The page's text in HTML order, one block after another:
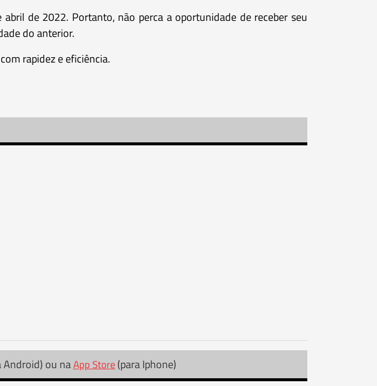
de 2022. Portanto, não perca a oportunidade de receber seu
do anterior.
rapidez e eficiência.
Android) ou naApp Store (para Iphone)